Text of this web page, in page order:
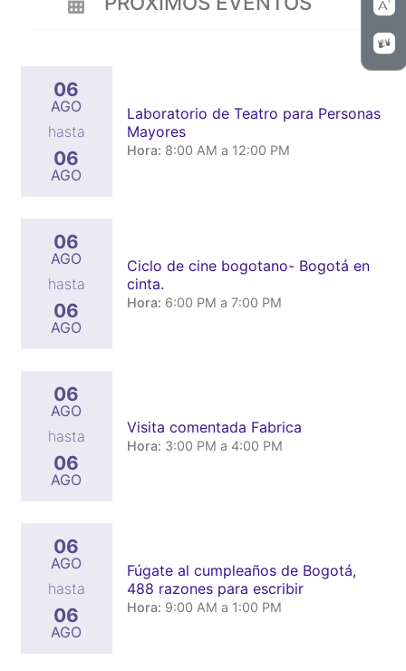
06
AGO
hasta
06
AGO
Laboratorio de Teatro para Personas
Mayores
Hora: 8:00 AM a 12:00 PM
06
AGO
hasta
06
AGO
Ciclo de cine bogotano- Bogotá en
cinta.
Hora: 6:00 PM a 7:00 PM
06
AGO
hasta
06
AGO
Visita comentada Fabrica
Hora: 3:00 PM a 4:00 PM
06
AGO
hasta
06
AGO
Fúgate al cumpleaños de Bogotá,
488 razones para escribir
Hora: 9:00 AM a 1:00 PM